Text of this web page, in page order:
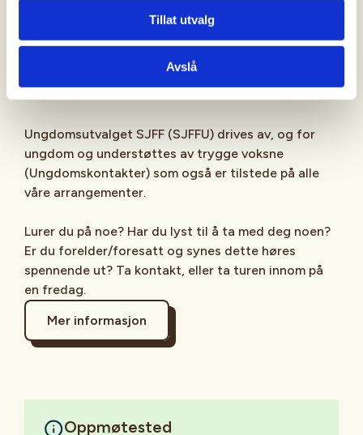
Tillat utvalg
Avslå
SJFFUpå Instagram
TikTokog vår egenpodcastpå din favoritt-
Ungdomsutvalget SJFF (SJFFU) drives av, og for
ungdom og understøttes av trygge voksne
(Ungdomskontakter) som også er tilstede på alle
våre arrangementer.
Lurer du på noe? Har du lyst til å ta med deg noen?
Er du forelder/foresatt og synes dette høres
spennende ut? Ta kontakt, eller ta turen innom på
en fredag.
Mer informasjon
Oppmøtested